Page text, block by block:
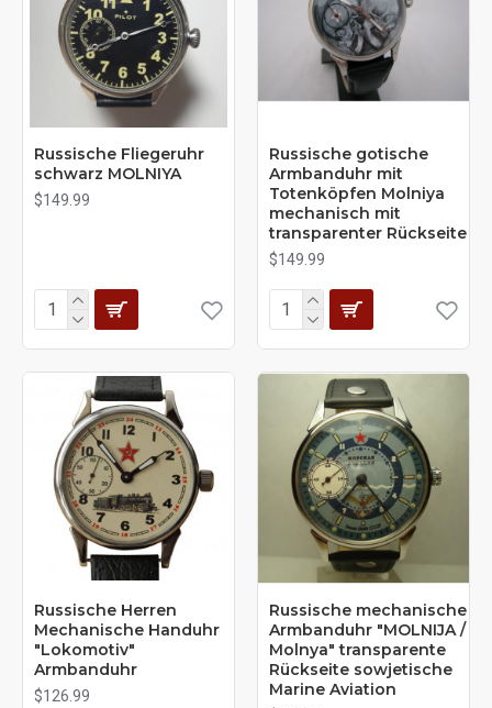
Russische Fliegeruhr
schwarz MOLNIYA
$149.99
Russische gotische
Armbanduhr mit
Totenköpfen Molniya
mechanisch mit
transparenter Rückseite
$149.99
Russische Herren
Mechanische Handuhr
"Lokomotiv"
Armbanduhr
$126.99
Russische mechanische
Armbanduhr "MOLNIJA /
Molnya" transparente
Rückseite sowjetische
Marine Aviation